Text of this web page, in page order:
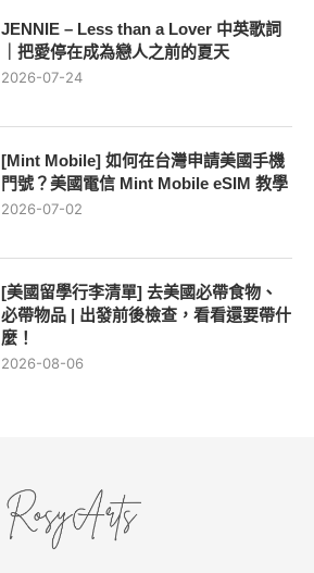
JENNIE – Less than a Lover 中英歌詞
｜把愛停在成為戀人之前的夏天
2026-07-24
[Mint Mobile] 如何在台灣申請美國手機
門號？美國電信 Mint Mobile eSIM 教學
2026-07-02
[美國留學行李清單] 去美國必帶食物、
必帶物品 | 出發前後檢查，看看還要帶什
麼！
2026-08-06